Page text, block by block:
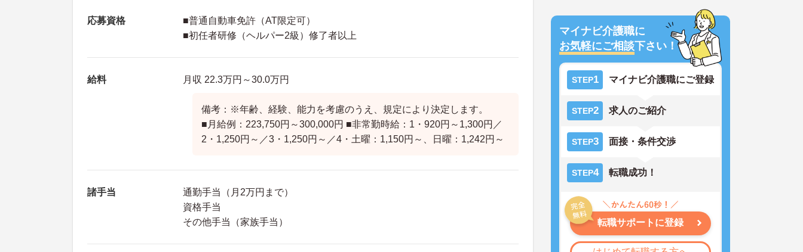
応募資格
■普通自動車免許（AT限定可）
■初任者研修（ヘルパー2級）修了者以上
給料 月収 22.3万円～30.0万円
備考：※年齢、経験、能力を考慮のうえ、規定により決定します。
■月給例：223,750円～300,000円 ■非常勤時給：1・920円～1,300円／
2・1,250円～／3・1,250円～／4・土曜：1,150円～、日曜：1,242円～
諸手当
通勤手当（月2万円まで）
資格手当
その他手当（家族手当）
マイナビ介護職に
お気軽にご相談下さい！
STEP1 マイナビ介護職にご登録
STEP2 求人のご紹介
STEP3 面接・条件交渉
STEP4 転職成功！
転職サポートに登録